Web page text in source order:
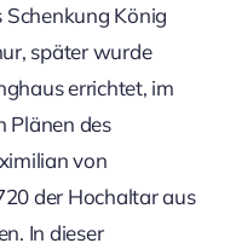
Schenkung König
später wurde
errichtet, im
Plänen des
von
der Hochaltar aus
In dieser